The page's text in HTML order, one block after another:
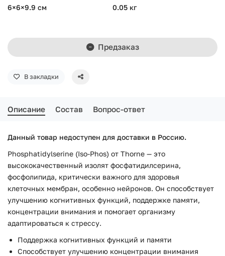
6×6×9.9 см 0.05 кг
Предзаказ
В закладки
Описание Состав Вопрос-ответ
Данный товар недоступен для доставки в Россию.
Phosphatidylserine (Iso-Phos) от Thorne — это
высококачественный изолят фосфатидилсерина,
фосфолипида, критически важного для здоровья
клеточных мембран, особенно нейронов. Он способствует
улучшению когнитивных функций, поддержке памяти,
концентрации внимания и помогает организму
адаптироваться к стрессу.
Поддержка когнитивных функций и памяти
Способствует улучшению концентрации внимания